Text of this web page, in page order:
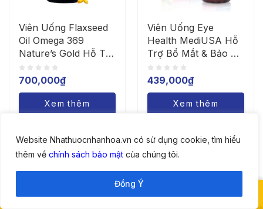
Website Nhathuocnhanhoa.vn có sử dụng cookie, tìm hiểu
thêm về chính sách bảo mật của chúng tôi.
Đồng Ý
Viên Uống Flaxseed
Oil Omega 369
Nature’s Gold Hỗ Trợ
Giảm Mỡ Máu, Bổ
Mắt (Hộp x 200 Viên)
700,000₫
Xem thêm
Viên Uống Eye
Health MediUSA Hỗ
Trợ Bổ Mắt & Bảo Vệ
Thị Lực (Hộp 60
Viên)
439,000₫
Xem thêm
0898 9483 83